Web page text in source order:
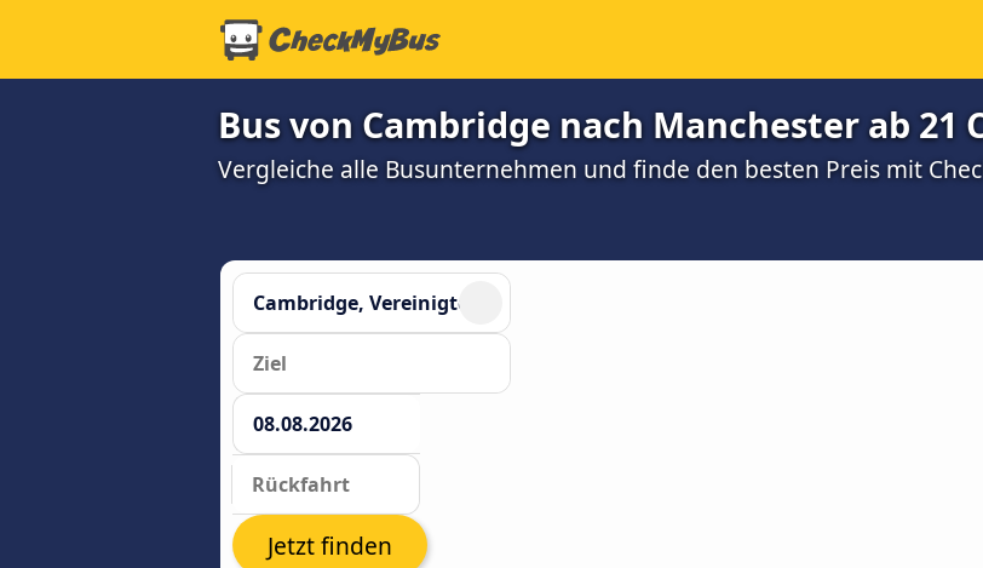
Bus von Cambridge nach Manchester ab 21
Vergleiche alle Busunternehmen und finde den besten Preis mit
Jetzt finden